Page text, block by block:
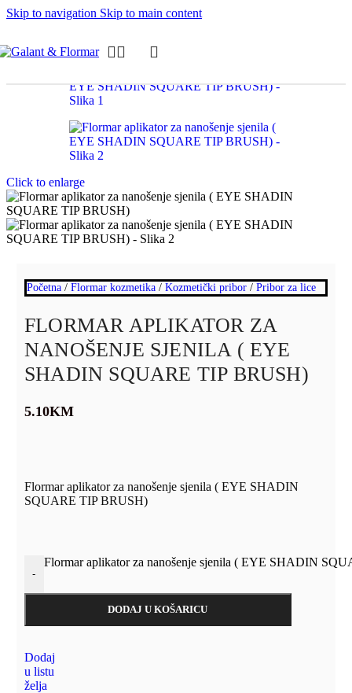
Skip to navigation Skip to main content
Click to enlarge
Početna / Flormar kozmetika / Kozmetički pribor / Pribor za lice
FLORMAR APLIKATOR ZA
NANOŠENJE SJENILA ( EYE
SHADIN SQUARE TIP BRUSH)
5.10KM
Flormar aplikator za nanošenje sjenila ( EYE SHADIN
SQUARE TIP BRUSH)
-
Flormar aplikator za nanošenje sjenila ( EYE SHADIN
DODAJ U KOŠARICU
Dodaj
u listu
želja